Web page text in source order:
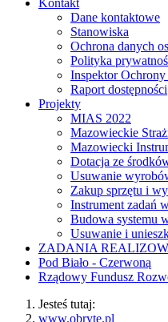
Kontakt
Dane kontaktowe
Stanowiska
Ochrona danych
Polityka
Inspektor
Raport dostępności
Projekty
MIAS 2022
Mazowieckie
Mazowiecki
Dotacja ze
Usuwanie
Zakup sprzętu i
Instrument zadań
Budowa systemu
Usuwanie i
ZADANIA
Pod Biało - Czerwoną
Rządowy Fundusz
Jesteś tutaj:
www.obryte.pl